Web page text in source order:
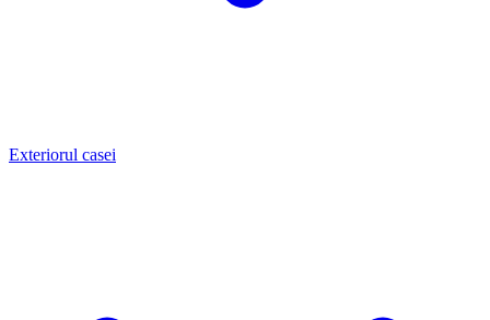
Exteriorul casei